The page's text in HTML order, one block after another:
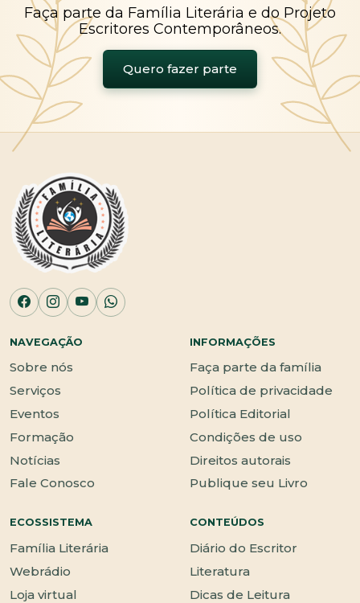
Faça parte da Família Literária e do Projeto
Escritores Contemporâneos.
Quero fazer parte
NAVEGAÇÃO
Sobre nós
Serviços
Eventos
Formação
Notícias
Fale Conosco
INFORMAÇÕES
Faça parte da família
Política de privacidade
Política Editorial
Condições de uso
Direitos autorais
Publique seu Livro
ECOSSISTEMA
Família Literária
Webrádio
Loja virtual
CONTEÚDOS
Diário do Escritor
Literatura
Dicas de Leitura